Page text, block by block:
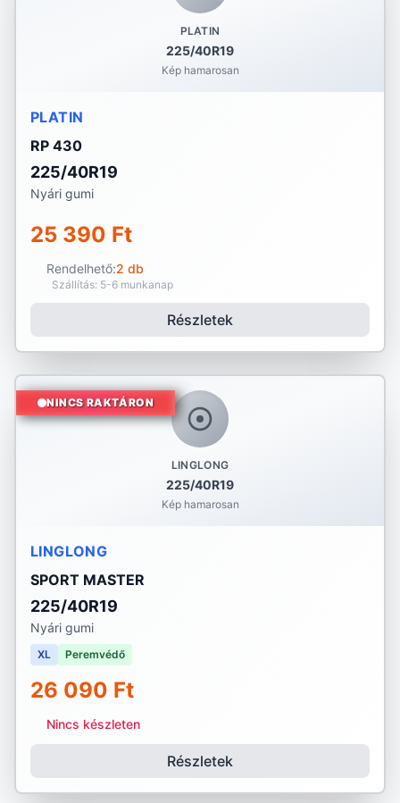
PLATIN
225/40R19
Kép hamarosan
PLATIN
RP 430
225/40R19
Nyári gumi
25 390 Ft
Rendelhető:2 db
Szállítás: 5-6 munkanap
Részletek
LINGLONG
225/40R19
Kép hamarosan
NINCS RAKTÁRON
LINGLONG
SPORT MASTER
225/40R19
Nyári gumi
XL Peremvédő
26 090 Ft
Nincs készleten
Részletek